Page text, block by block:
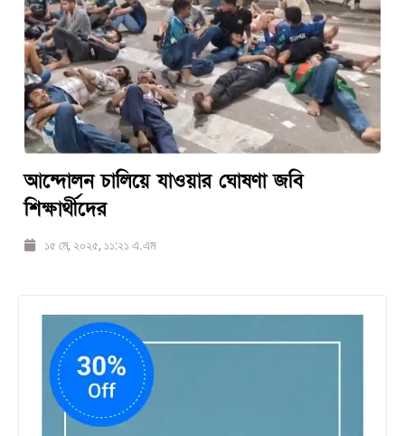
আন্দোলন চালিয়ে যাওয়ার ঘোষণা জবি
শিক্ষার্থীদের
১৫ মে, ২০২৫, ১১:২১ এ.এম